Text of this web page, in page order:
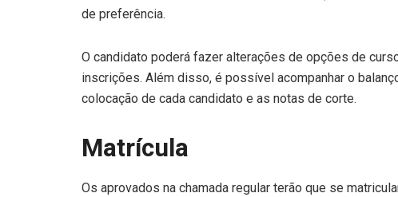
de preferência.
O candidato poderá fazer alterações de opções de
inscrições. Além disso, é possível acompanhar o
colocação de cada candidato e as notas de corte.
Matrícula
Os aprovados na chamada regular terão que se